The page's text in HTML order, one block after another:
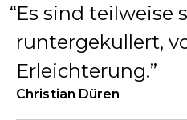
Es sind teilweise
runtergekullert,
Erleichterung.
Christian Düren